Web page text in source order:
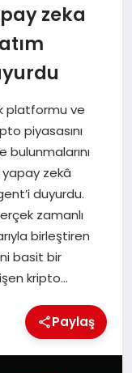
zeka
platformu ve
piyasasını
bulunmalarını
zekâ
duyurdu.
zamanlı
birleştiren
basit bir
kripto…
Paylaş